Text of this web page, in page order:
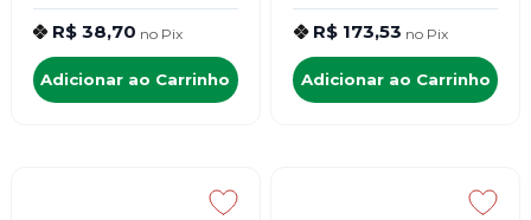
R$ 38,70 no Pix
Adicionar ao Carrinho
R$ 173,53 no Pix
Adicionar ao Carrinho